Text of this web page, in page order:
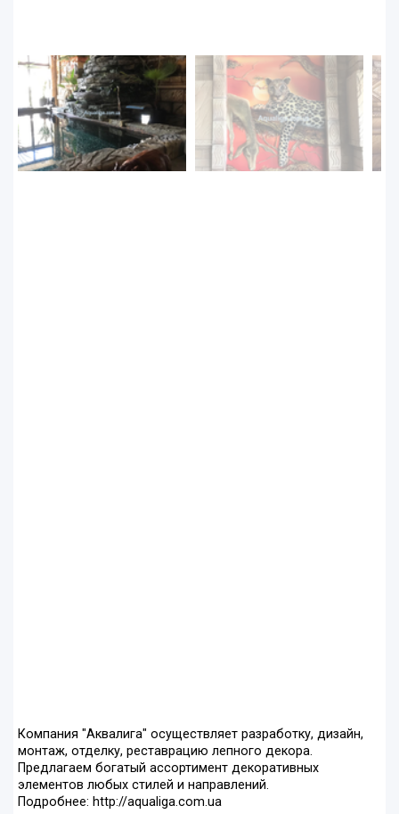
Компания "Аквалига" осуществляет разработку, дизайн,
монтаж, отделку, реставрацию лепного декора.
Предлагаем богатый ассортимент декоративных
элементов любых стилей и направлений.
Подробнее: http://aqualiga.com.ua